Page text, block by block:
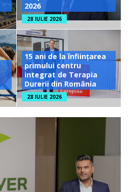
2026
28 IULIE 2026
15 ani de la înființarea
primului centru
integrat de Terapia
Durerii din România
28 IULIE 2026